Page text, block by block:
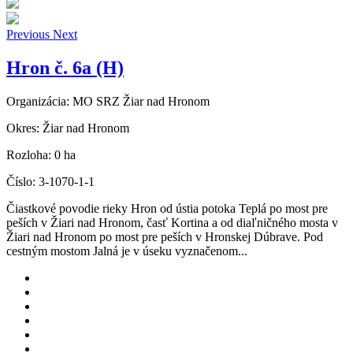
Previous Next
Hron č. 6a (H)
Organizácia: MO SRZ Žiar nad Hronom
Okres: Žiar nad Hronom
Rozloha: 0 ha
Číslo: 3-1070-1-1
Čiastkové povodie rieky Hron od ústia potoka Teplá po most pre
peších v Žiari nad Hronom, časť Kortina a od diaľničného mosta v
Žiari nad Hronom po most pre peších v Hronskej Dúbrave. Pod
cestným mostom Jalná je v úseku vyznačenom...